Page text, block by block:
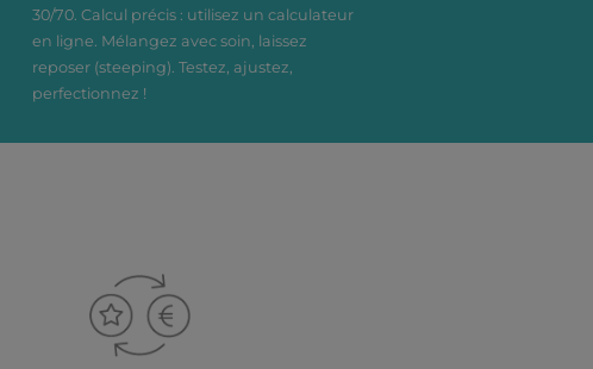
30/70. Calcul précis : utilisez un calculateur
en ligne. Mélangez avec soin, laissez
reposer (steeping). Testez, ajustez,
perfectionnez !